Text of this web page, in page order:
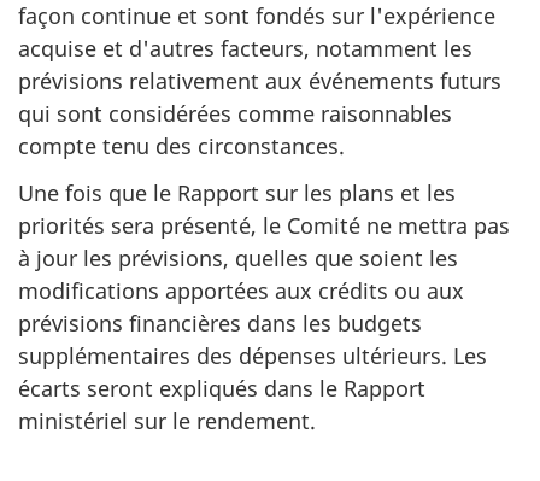
façon continue et sont fondés sur l'expérience
acquise et d'autres facteurs, notamment les
prévisions relativement aux événements futurs
qui sont considérées comme raisonnables
compte tenu des circonstances.
Une fois que le Rapport sur les plans et les
priorités sera présenté, le Comité ne mettra pas
à jour les prévisions, quelles que soient les
modifications apportées aux crédits ou aux
prévisions financières dans les budgets
supplémentaires des dépenses ultérieurs. Les
écarts seront expliqués dans le Rapport
ministériel sur le rendement.